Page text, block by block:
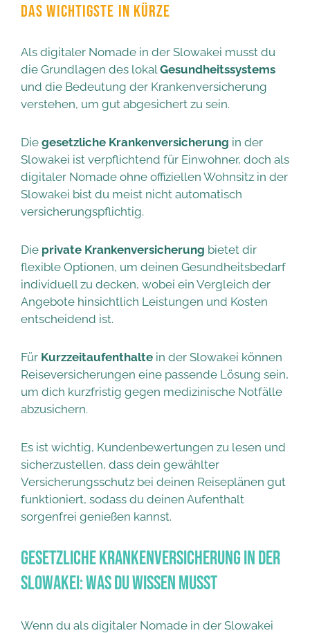
DAS WICHTIGSTE IN KÜRZE
Als digitaler Nomade in der Slowakei musst du
die Grundlagen des lokal Gesundheitssystems
und die Bedeutung der Krankenversicherung
verstehen, um gut abgesichert zu sein.
Die gesetzliche Krankenversicherung in der
Slowakei ist verpflichtend für Einwohner, doch als
digitaler Nomade ohne offiziellen Wohnsitz in der
Slowakei bist du meist nicht automatisch
versicherungspflichtig.
Die private Krankenversicherung bietet dir
flexible Optionen, um deinen Gesundheitsbedarf
individuell zu decken, wobei ein Vergleich der
Angebote hinsichtlich Leistungen und Kosten
entscheidend ist.
Für Kurzzeitaufenthalte in der Slowakei können
Reiseversicherungen eine passende Lösung sein,
um dich kurzfristig gegen medizinische Notfälle
abzusichern.
Es ist wichtig, Kundenbewertungen zu lesen und
sicherzustellen, dass dein gewählter
Versicherungsschutz bei deinen Reiseplänen gut
funktioniert, sodass du deinen Aufenthalt
sorgenfrei genießen kannst.
Gesetzliche Krankenversicherung in der
Slowakei: Was du wissen musst
Wenn du als digitaler Nomade in der Slowakei